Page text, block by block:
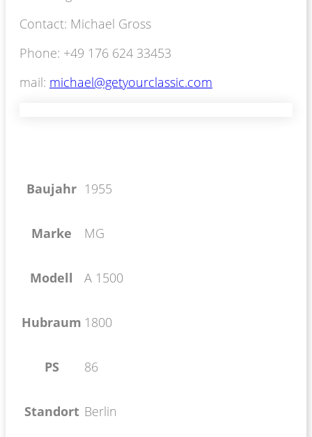
Contact: Michael Gross
Phone: +49 176 624 33453
mail: michael@getyourclassic.com
Baujahr 1955
Marke MG
Modell A 1500
Hubraum 1800
PS 86
Standort Berlin